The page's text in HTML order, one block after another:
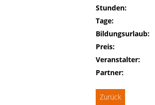
Stunden:
Tage:
Bildungsurlaub:
Preis:
Veranstalter:
Partner:
Zurück